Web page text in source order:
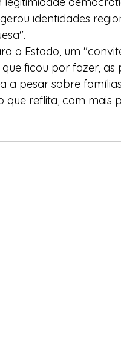
identidades
o Estado, um
ficou por fazer, as
a pesar sobre
reflita, com mais